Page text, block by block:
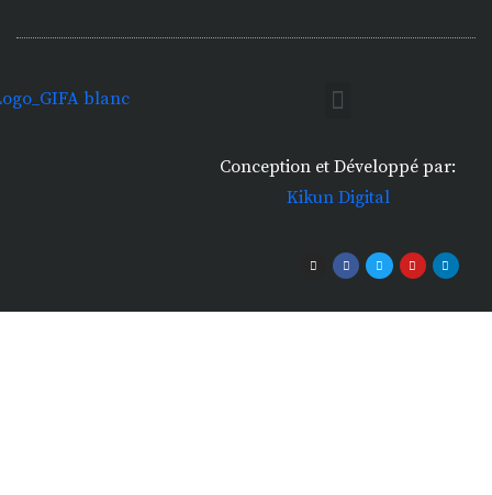
Conception et Développé par:
Kikun Digital